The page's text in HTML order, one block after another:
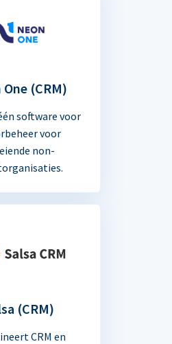
One (CRM)
software voor
voor
non-
(CRM)
CRM en